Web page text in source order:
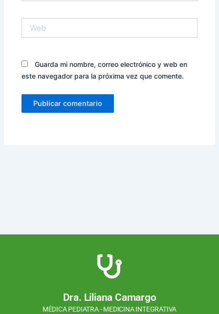
Guarda mi nombre, correo electrónico y web en
este navegador para la próxima vez que comente.
Dra. Liliana Camargo
MÉDICA PEDIATRA - MEDICINA INTEGRATIVA